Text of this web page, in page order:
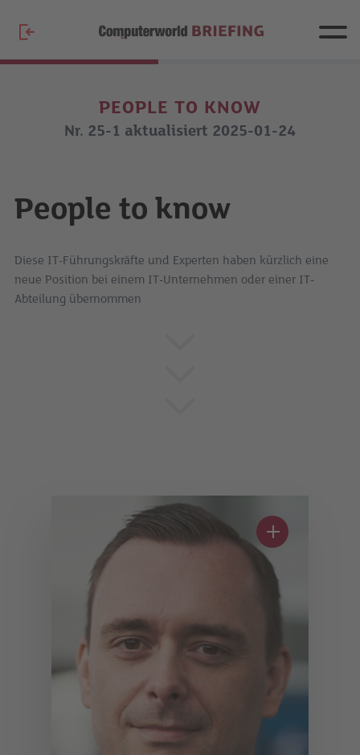
PEOPLE TO KNOW
Nr. 25-1 aktualisiert 2025-01-24
People to know
Diese IT-Führungskräfte und Experten haben kürzlich eine
neue Position bei einem IT-Unternehmen oder einer IT-
Abteilung übernommen